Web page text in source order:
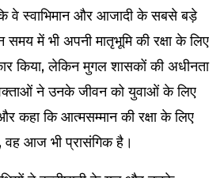
वे स्वाभिमान और आजादी के सबसे बड़े
में भी अपनी मातृभूमि की रक्षा के लिए
किया, लेकिन मुगल शासकों की अधीनता
ने उनके जीवन को युवाओं के लिए
कहा कि आत्मसम्मान की रक्षा के लिए
वह आज भी प्रासंगिक है।